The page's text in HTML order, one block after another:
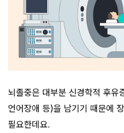
뇌졸중은 대부분 신경학적 후유
언어장애 등)을 남기기 때문에
필요한데요.